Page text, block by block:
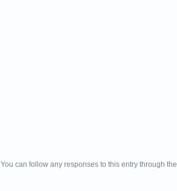
You can follow any responses to this entry through the